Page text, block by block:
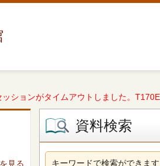
ションがタイムアウトしました。
見る
資料検索
キーワードで検索ができます